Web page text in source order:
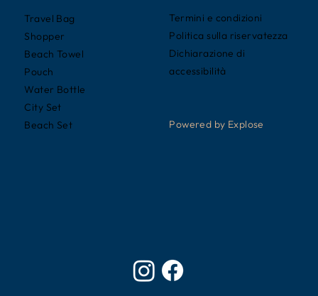
Travel Bag
Shopper
Beach Towel
Pouch
Water Bottle
City Set
Beach Set
Termini e condizioni
Politica sulla riservatezza
Dichiarazione di
accessibilità
Powered by Explose